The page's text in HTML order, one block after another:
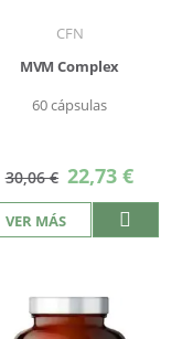
CFN
MVM Complex
60 cápsulas
30,06 € Precio
especial
22,73 €
VER MÁS